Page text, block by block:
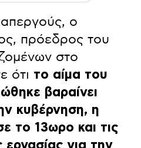
ο
πρόεδρος του
στο
ότι το αίμα του
βαραίνει
κυβέρνηση, η
το 13ωρο και τις
για την